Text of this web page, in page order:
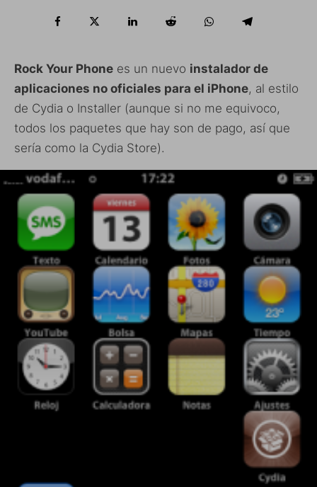
Rock Your Phone es un nuevo instalador de
aplicaciones no oficiales para el iPhone, al estilo
de Cydia o Installer (aunque si no me equivoco,
todos los paquetes que hay son de pago, así que
sería como la Cydia Store).